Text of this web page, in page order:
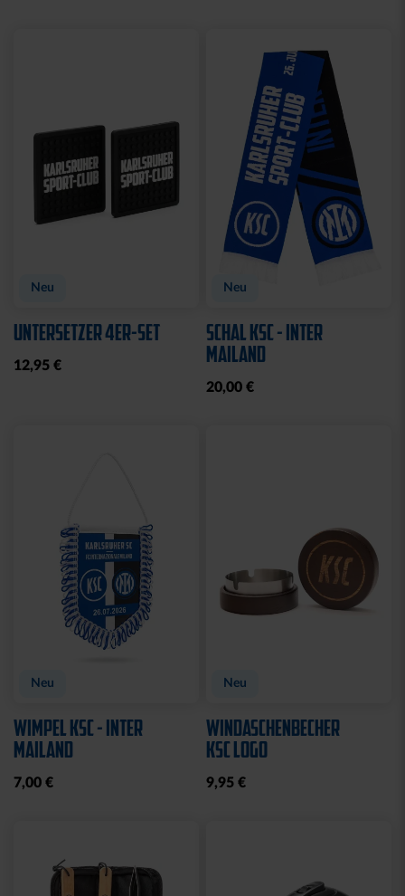
Neu
UNTERSETZER 4ER-SET
12,95 €
Neu
SCHAL KSC - INTER
MAILAND
20,00 €
Neu
WIMPEL KSC - INTER
MAILAND
7,00 €
Neu
WINDASCHENBECHER
KSC LOGO
9,95 €